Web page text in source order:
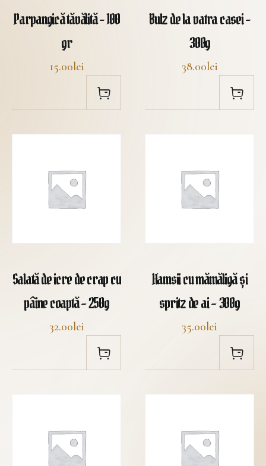
Parpangică tăvălită - 100
gr
15.00lei
Bulz de la vatra casei -
300g
38.00lei
Salată de icre de crap cu
pâine coaptă – 250g
32.00lei
Hamsii cu mămăligă și
spritz de ai – 300g
35.00lei